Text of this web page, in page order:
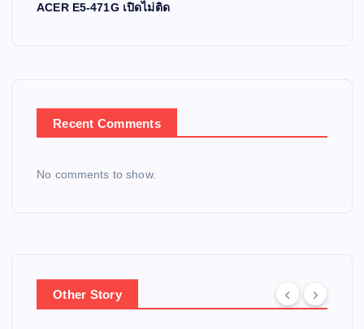
ACER E5-471G เปิดไม่ติด
Recent Comments
No comments to show.
Other Story